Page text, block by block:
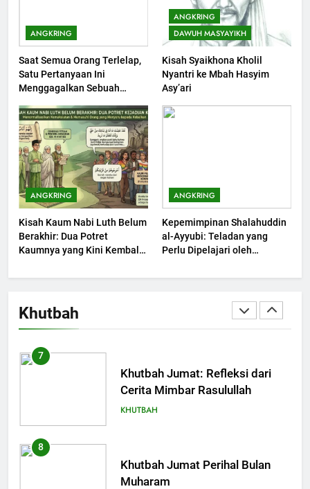
ANGKRING
Saat Semua Orang Terlelap,
Satu Pertanyaan Ini
Menggagalkan Sebuah
ANGKRING
DAWUH MASYAYIKH
Kisah Syaikhona Kholil
Nyantri ke Mbah Hasyim
Asy’ari
ANGKRING
Kisah Kaum Nabi Luth Belum
Berakhir: Dua Potret
Kaumnya yang Kini Kembali
ANGKRING
Kepemimpinan Shalahuddin
al-Ayyubi: Teladan yang
Perlu Dipelajari oleh
(2)
Khutbah
Khutbah Jumat: Ketaatan,
Kebaikan dan Pengaruhnya
dalam Jiwa Manusia
KHUTBAH
4
Bulan Sial
KHUTBAH
5
Khutbah Jumat: Ujian yang
Harus Kita Syukuri
KHUTBAH
Khutbah Jumat: Amalan dan
Doa Orang Tua agar Anak di
Pondok Pesantren Sukses Dunia
7
Khutbah Jumat: Refleksi dari
Cerita Mimbar Rasulullah
KHUTBAH
8
Khutbah Jumat Perihal Bulan
Muharam